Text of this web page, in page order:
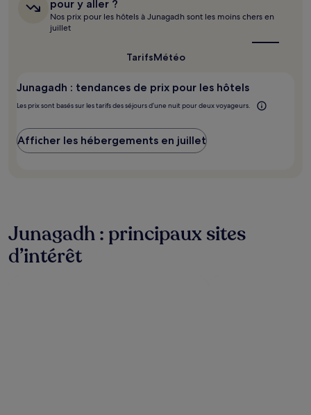
de
changer.
s’appliquer.
est
le
meilleur
pour y aller ?
Nos prix pour les hôtels à Junagadh sont les moins chers en
juillet
TarifsMétéo
Junagadh : tendances de prix pour les hôtels
Les prix sont basés sur les tarifs des séjours d’une nuit pour deux voyageurs.
Afficher les hébergements en juillet
Junagadh : principaux sites
d’intérêt